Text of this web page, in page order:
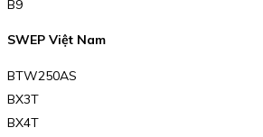
B9
SWEP Việt Nam
BTW250AS
BX3T
BX4T